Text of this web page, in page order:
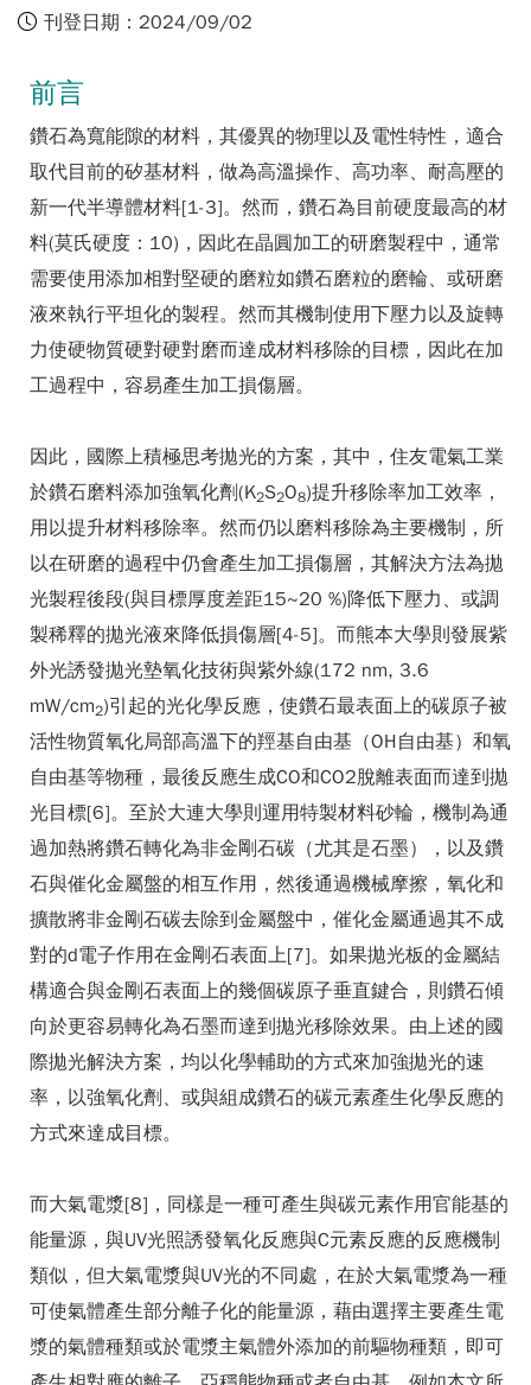
刊登日期：2024/09/02
前言
鑽石為寬能隙的材料，其優異的物理以及電性特性，適合
取代目前的矽基材料，做為高溫操作、高功率、耐高壓的
新一代半導體材料[1-3]。然而，鑽石為目前硬度最高的材
料(莫氏硬度：10)，因此在晶圓加工的研磨製程中，通常
需要使用添加相對堅硬的磨粒如鑽石磨粒的磨輪、或研磨
液來執行平坦化的製程。然而其機制使用下壓力以及旋轉
力使硬物質硬對硬對磨而達成材料移除的目標，因此在加
工過程中，容易產生加工損傷層。
因此，國際上積極思考拋光的方案，其中，住友電氣工業
於鑽石磨料添加強氧化劑(K2S2O8)提升移除率加工效率，
用以提升材料移除率。然而仍以磨料移除為主要機制，所
以在研磨的過程中仍會產生加工損傷層，其解決方法為拋
光製程後段(與目標厚度差距15~20 %)降低下壓力、或調
製稀釋的拋光液來降低損傷層[4-5]。而熊本大學則發展紫
外光誘發拋光墊氧化技術與紫外線(172 nm, 3.6
mW/cm2)引起的光化學反應，使鑽石最表面上的碳原子被
活性物質氧化局部高溫下的羥基自由基（OH自由基）和氧
自由基等物種，最後反應生成CO和CO2脫離表面而達到拋
光目標[6]。至於大連大學則運用特製材料砂輪，機制為通
過加熱將鑽石轉化為非金剛石碳（尤其是石墨），以及鑽
石與催化金屬盤的相互作用，然後通過機械摩擦，氧化和
擴散將非金剛石碳去除到金屬盤中，催化金屬通過其不成
對的d電子作用在金剛石表面上[7]。如果拋光板的金屬結
構適合與金剛石表面上的幾個碳原子垂直鍵合，則鑽石傾
向於更容易轉化為石墨而達到拋光移除效果。由上述的國
際拋光解決方案，均以化學輔助的方式來加強拋光的速
率，以強氧化劑、或與組成鑽石的碳元素產生化學反應的
方式來達成目標。
而大氣電漿[8]，同樣是一種可產生與碳元素作用官能基的
能量源，與UV光照誘發氧化反應與C元素反應的反應機制
類似，但大氣電漿與UV光的不同處，在於大氣電漿為一種
可使氣體產生部分離子化的能量源，藉由選擇主要產生電
漿的氣體種類或於電漿主氣體外添加的前驅物種類，即可